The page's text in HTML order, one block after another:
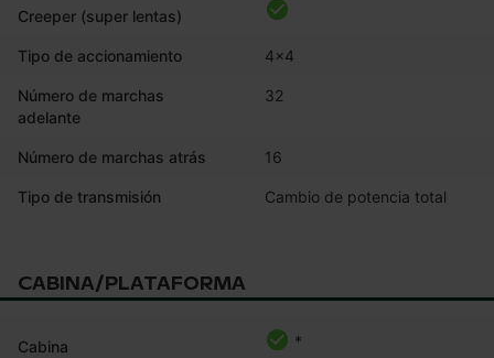
Creeper (super lentas)
Tipo de accionamiento 4x4
Número de marchas
adelante
32
Número de marchas atrás 16
Tipo de transmisión Cambio de potencia total
CABINA/PLATAFORMA
Cabina *